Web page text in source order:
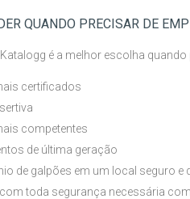
QUANDO PRECISAR DE
é a melhor escolha
certificados
competentes
de última geração
de galpões em um local seguro e
toda segurança necessária